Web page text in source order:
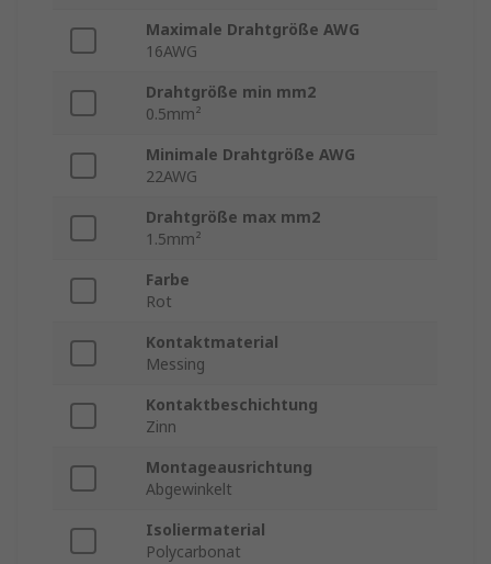
Maximale Drahtgröße AWG
16AWG
Drahtgröße min mm2
0.5mm²
Minimale Drahtgröße AWG
22AWG
Drahtgröße max mm2
1.5mm²
Farbe
Rot
Kontaktmaterial
Messing
Kontaktbeschichtung
Zinn
Montageausrichtung
Abgewinkelt
Isoliermaterial
Polycarbonat